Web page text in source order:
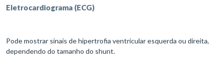
Eletrocardiograma (ECG)
Pode mostrar sinais de hipertrofia ventricular esquerda ou direita,
dependendo do tamanho do shunt.